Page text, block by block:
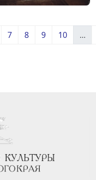
7 8 9 10 ...